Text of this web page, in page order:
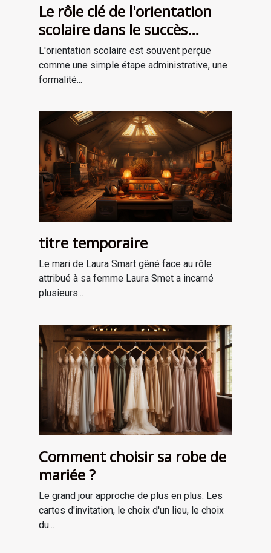
Le rôle clé de l'orientation
scolaire dans le succès
professionnel
L'orientation scolaire est souvent perçue
comme une simple étape administrative, une
formalité...
titre temporaire
Le mari de Laura Smart gêné face au rôle
attribué à sa femme Laura Smet a incarné
plusieurs...
Comment choisir sa robe de
mariée ?
Le grand jour approche de plus en plus. Les
cartes d'invitation, le choix d'un lieu, le choix
du...